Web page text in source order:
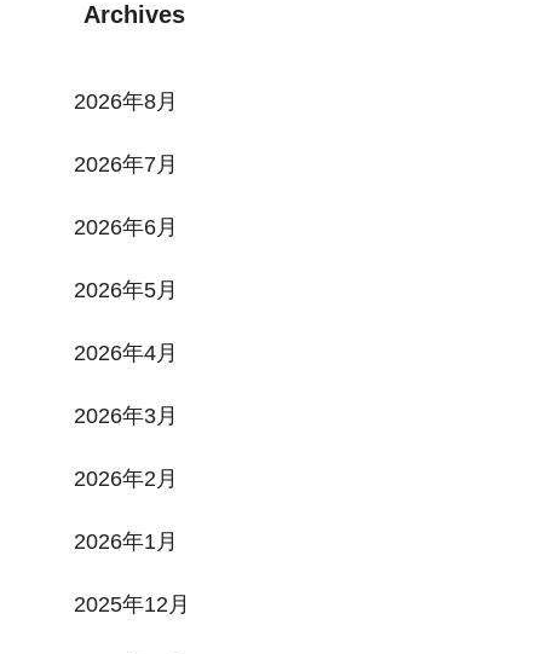
Archives
2026年8月
2026年7月
2026年6月
2026年5月
2026年4月
2026年3月
2026年2月
2026年1月
2025年12月